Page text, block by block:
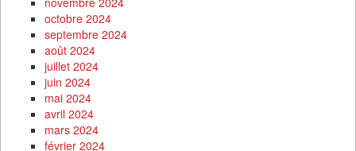
octobre 2024
septembre 2024
août 2024
juillet 2024
juin 2024
mai 2024
avril 2024
mars 2024
février 2024